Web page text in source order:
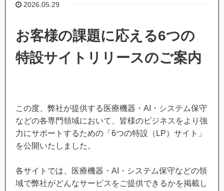
2026.05.29
お客様の課題に応える6つの
特設サイトリリースのご案内
この度、弊社が提供する医療機器・AI・システム保守
などの各専門領域において、皆様のビジネスをより強
力にサポートするための「6つの特設（LP）サイト」
を公開いたしました。
各サイトでは、医療機器・AI・システム保守などの領
域で弊社がどんなサービスをご提供できるかを掲載し